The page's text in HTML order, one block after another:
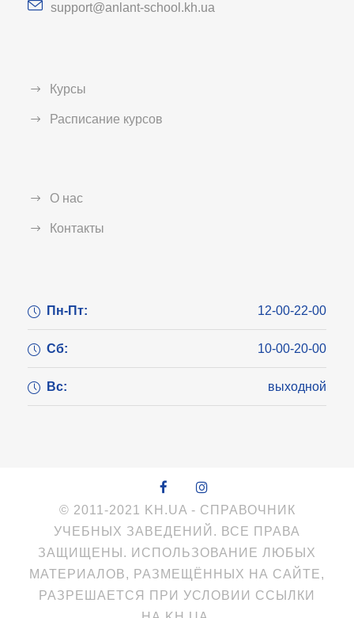
support@anlant-school.kh.ua
Курсы
Расписание курсов
О нас
Контакты
Пн-Пт: 12-00-22-00
Сб: 10-00-20-00
Вс: выходной
© 2011-2021 KH.UA - СПРАВОЧНИК
УЧЕБНЫХ ЗАВЕДЕНИЙ. ВСЕ ПРАВА
ЗАЩИЩЕНЫ. ИСПОЛЬЗОВАНИЕ ЛЮБЫХ
МАТЕРИАЛОВ, РАЗМЕЩЁННЫХ НА САЙТЕ,
РАЗРЕШАЕТСЯ ПРИ УСЛОВИИ ССЫЛКИ